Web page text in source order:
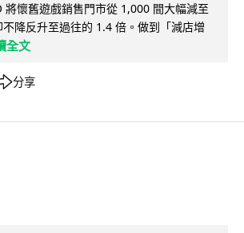
將懷舊遊戲銷售門市從 1,000 間大幅減至
降反升至過往的 1.4 倍。做到「減店增
全文
分享